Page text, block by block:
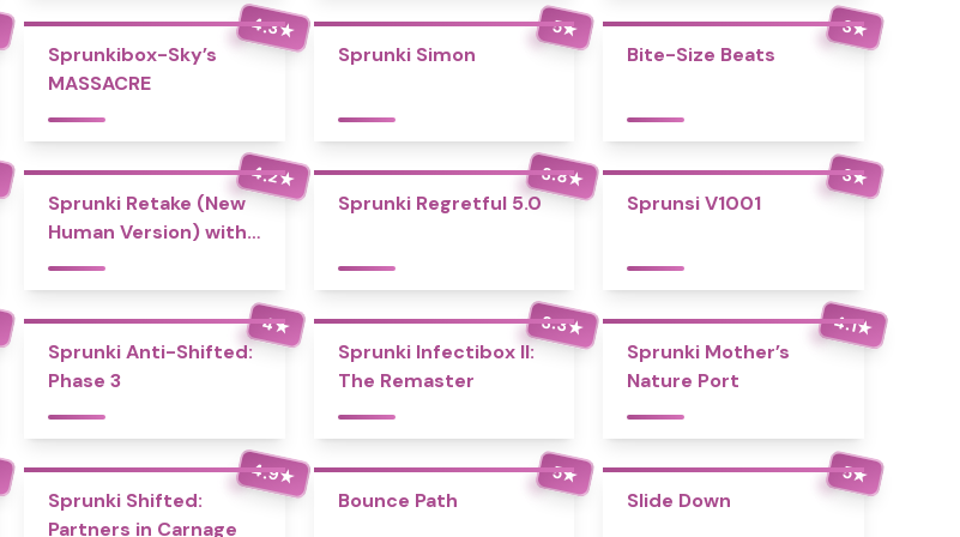
4.3★
Sprunkibox-Sky’s
MASSACRE
5★
Sprunki Simon
3★
Bite-Size Beats
4.2★
Sprunki Retake (New
Human Version) with
Bonus
3.8★
Sprunki Regretful 5.0
3★
Sprunsi V1001
4★
Sprunki Anti-Shifted:
Phase 3
3.3★
Sprunki Infectibox II:
The Remaster
4.1★
Sprunki Mother’s
Nature Port
4.9★
Sprunki Shifted:
Partners in Carnage
5★
Bounce Path
5★
Slide Down